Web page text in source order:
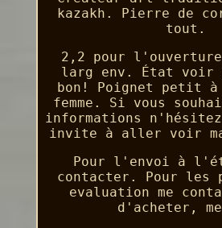
kazakh. Pierre de
tout.
2,2 pour
larg env. État voir
bon! Poignet petit à
femme. Si vous
informations
invite à aller voir
Pour l'envoi à
contacter. Pour les
evaluation me
d'acheter,